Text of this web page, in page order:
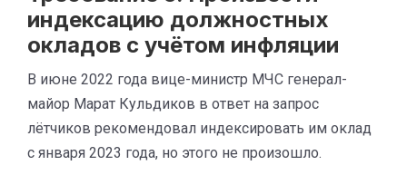
индексацию должностных
окладов с учётом инфляции
В июне 2022 года вице-министр МЧС генерал-
майор Марат Кульдиков в ответ на запрос
лётчиков рекомендовал индексировать им оклад
с января 2023 года, но этого не произошло.